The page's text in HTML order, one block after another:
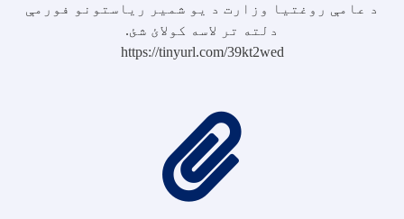
د عامې روغتیا وزارت د یو شمیر ریاستونو فورمې
دلته تر لاسه کولائ شئ.
https://tinyurl.com/39kt2wed